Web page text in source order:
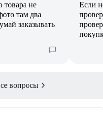
товара не
там два
заказывать
Если
вопросы